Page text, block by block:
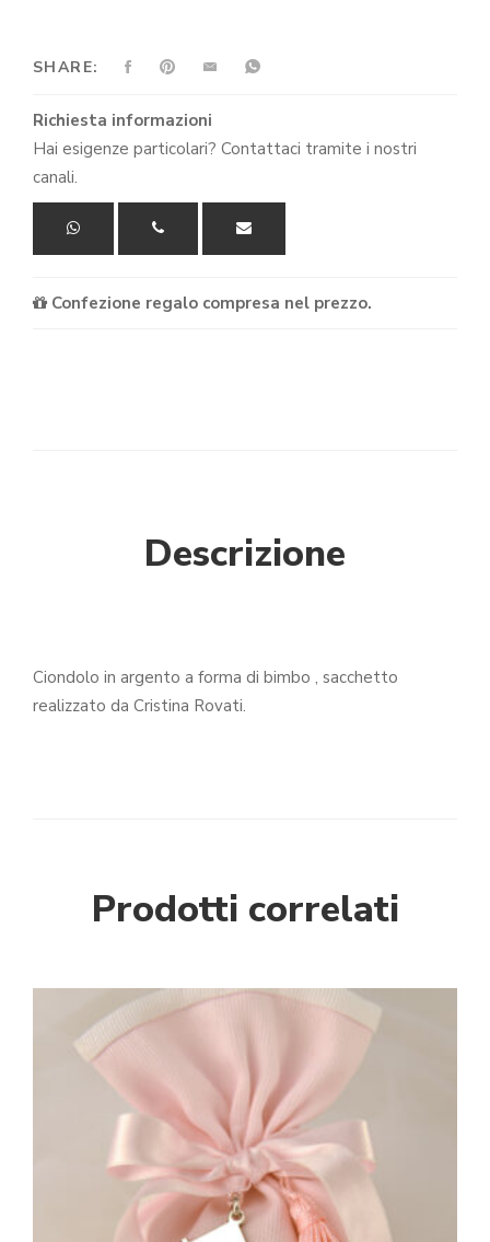
SHARE:
Richiesta informazioni
Hai esigenze particolari? Contattaci tramite i nostri
canali.
Confezione regalo compresa nel prezzo.
Descrizione
Ciondolo in argento a forma di bimbo , sacchetto
realizzato da Cristina Rovati.
Prodotti correlati